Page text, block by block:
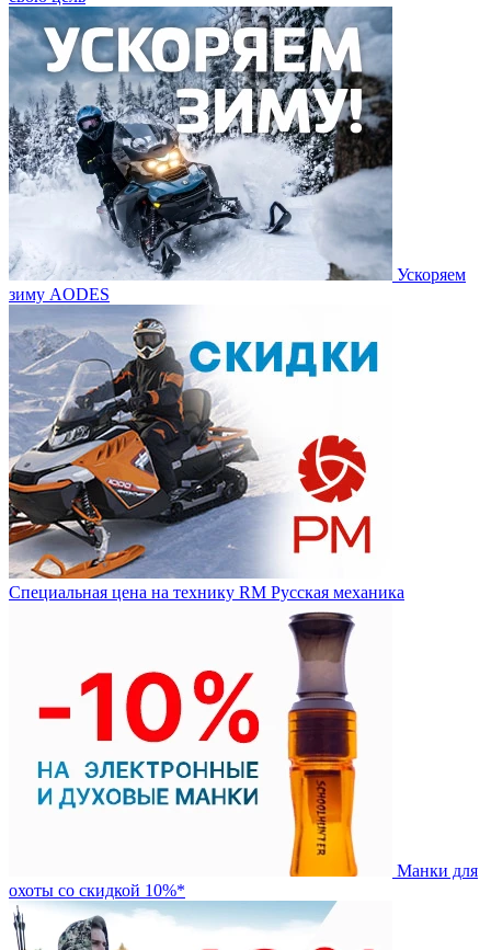
Ускоряем
зиму AODES
Специальная цена на технику RM Русская механика
Манки для
охоты со скидкой 10%*